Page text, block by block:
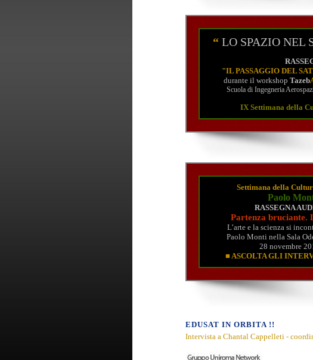
“ LO SPAZIO NEL
"IL PASSAGGIO DEL
durante il workshop Tazeb
Scuola di Ingegneria
IX Settimana della
Settimana della
Paolo
RASSEGNA
Partenza bruciante.
L’arte e la scienza si
Paolo Monti nella Sala
28 novembre
■ ASCOLTA GLI
EDUSAT IN ORBITA !!
Intervista a Chantal Cappelleti -